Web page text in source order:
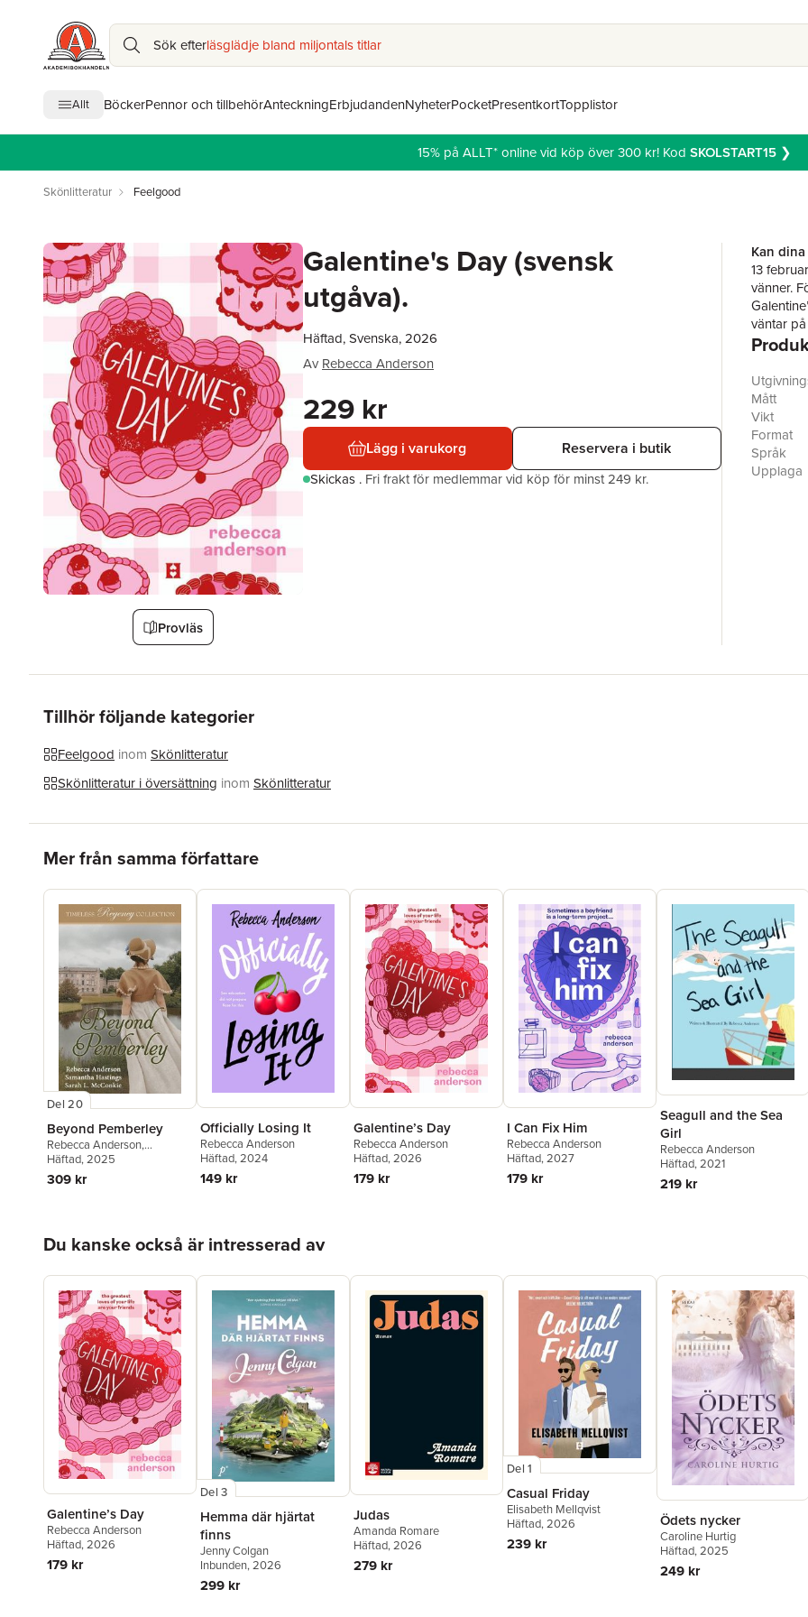
Sök efterläsglädje bland miljontals titlar
Allt BöckerPennor och tillbehörAnteckningErbjudandenNyheterPocketPresentkortTopplistor
15% på ALLT* online vid köp över 300 kr! Kod SKOLSTART15❯
Skönlitteratur Feelgood
Provläs
Galentine's Day (svensk
utgåva).
Häftad, Svenska, 2026
Av Rebecca Anderson
229 kr
Lägg i varukorg Reservera i butik
Skickas . Fri frakt för medlemmar vid köp för minst 249 kr.
Kan
13
vänner.
väntar
vägar,
13
årliga
Har de
för deras
Mått
Vikt
Format
Språk
Upplaga
Tillhör följande kategorier
Feelgood inom Skönlitteratur
Skönlitteratur i översättning inom Skönlitteratur
Mer från samma författare
Del 20
Beyond Pemberley
Rebecca Anderson,
Samantha Hastings
McConkie
Häftad, 2025
309 kr
Officially Losing It
Rebecca Anderson
Häftad, 2024
149 kr
Galentine’s Day
Rebecca Anderson
Häftad, 2026
179 kr
I Can Fix Him
Rebecca Anderson
Häftad, 2027
179 kr
Seagull and the Sea
Girl
Rebecca Anderson
Häftad, 2021
219 kr
Du kanske också är intresserad av
Galentine’s Day
Rebecca Anderson
Häftad, 2026
179 kr
Del 3
Hemma där hjärtat
finns
Jenny Colgan
Inbunden, 2026
299 kr
Judas
Amanda Romare
Häftad, 2026
279 kr
Del 1
Casual Friday
Elisabeth Mellqvist
Häftad, 2026
239 kr
Ödets nycker
Caroline Hurtig
Häftad, 2025
249 kr